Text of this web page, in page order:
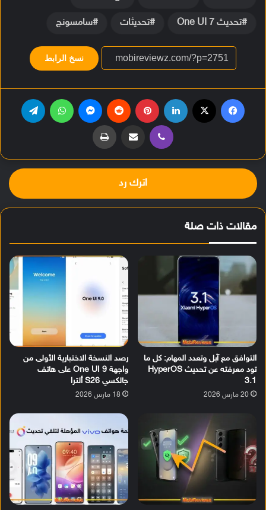
تحديث One UI 7 تحديثات سامسونج
نسخ الرابط
فيسبوك لينكدإن بينتيريست ماسنجر واتساب
ڤايبر مشاركة عبر البريد طباعة
اترك رد
مقالات ذات صلة
التوافق مع آبل وتعدد المهام: كل ما
تود معرفته عن تحديث HyperOS
3.1
20 مارس 2026
رصد النسخة الاختبارية الأولى من
واجهة One UI 9 على هاتف
جالكسي S26 ألترا
18 مارس 2026